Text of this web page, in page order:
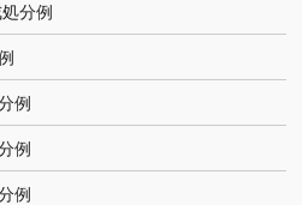
分例
例
例
例